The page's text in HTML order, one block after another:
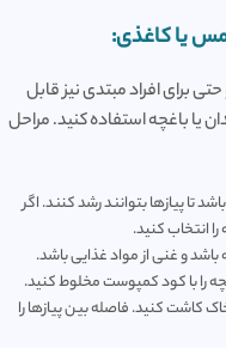
یا کاغذی:
افراد مبتدی نیز قابل
یا باغچه استفاده کنید. مراحل
تا پیازها بتوانند رشد کنند. اگر
انتخاب کنید.
و غنی از مواد غذایی باشد.
را با کود کمپوست مخلوط کنید.
سانتی‌متر در خاک کاشت کنید. فاصله بین پیازها را